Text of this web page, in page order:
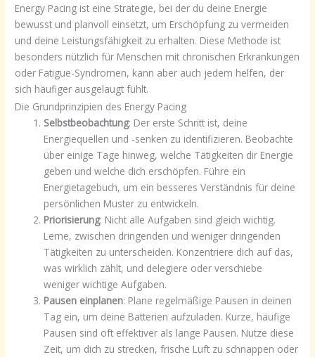
Energy Pacing ist eine Strategie, bei der du deine Energie
bewusst und planvoll einsetzt, um Erschöpfung zu vermeiden
und deine Leistungsfähigkeit zu erhalten. Diese Methode ist
besonders nützlich für Menschen mit chronischen Erkrankungen
oder Fatigue-Syndromen, kann aber auch jedem helfen, der
sich häufiger ausgelaugt fühlt.
Die Grundprinzipien des Energy Pacing
Selbstbeobachtung: Der erste Schritt ist, deine
Energiequellen und -senken zu identifizieren. Beobachte
über einige Tage hinweg, welche Tätigkeiten dir Energie
geben und welche dich erschöpfen. Führe ein
Energietagebuch, um ein besseres Verständnis für deine
persönlichen Muster zu entwickeln.
Priorisierung: Nicht alle Aufgaben sind gleich wichtig.
Lerne, zwischen dringenden und weniger dringenden
Tätigkeiten zu unterscheiden. Konzentriere dich auf das,
was wirklich zählt, und delegiere oder verschiebe
weniger wichtige Aufgaben.
Pausen einplanen: Plane regelmäßige Pausen in deinen
Tag ein, um deine Batterien aufzuladen. Kurze, häufige
Pausen sind oft effektiver als lange Pausen. Nutze diese
Zeit, um dich zu strecken, frische Luft zu schnappen oder